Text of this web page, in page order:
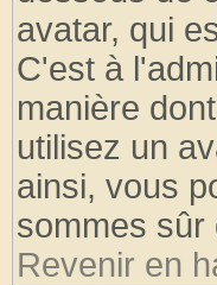
avatar, qui
C'est à
manière
utilisez un
ainsi, vous
sommes sûr
Revenir en